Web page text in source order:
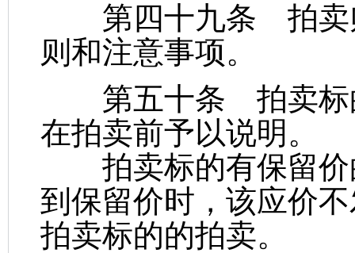
第四十九条 拍卖
则和注意事项。
第五十条 拍卖标
在拍卖前予以说明。
拍卖标的有保留价
到保留价时，该应价
拍卖标的的拍卖。